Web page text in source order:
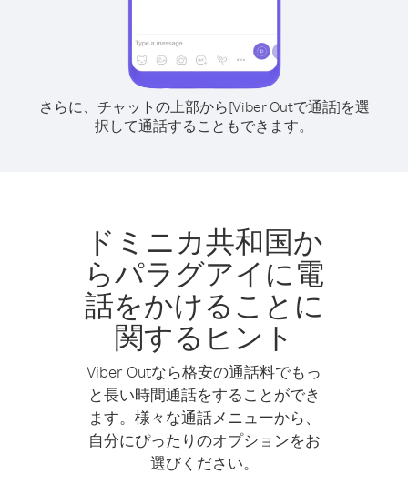
さらに、チャットの上部から[Viber Outで通話]を選
択して通話することもできます。
ドミニカ共和国か
らパラグアイに電
話をかけることに
関するヒント
Viber Outなら格安の通話料でもっ
と長い時間通話をすることができ
ます。様々な通話メニューから、
自分にぴったりのオプションをお
選びください。